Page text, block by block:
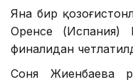
Яна бир
Оренсе (Испания)
финалидан
Соня Жиенбаева